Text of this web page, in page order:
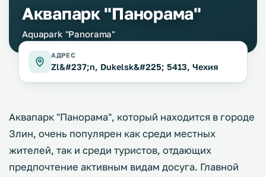
Аквапарк "Панорама"
Aquapark "Panorama"
АДРЕС
Zl&#237;n, Dukelsk&#225; 5413, Чехия
Аквапарк "Панорама", который находится в городе
Злин, очень популярен как среди местных
жителей, так и среди туристов, отдающих
предпочтение активным видам досуга. Главной